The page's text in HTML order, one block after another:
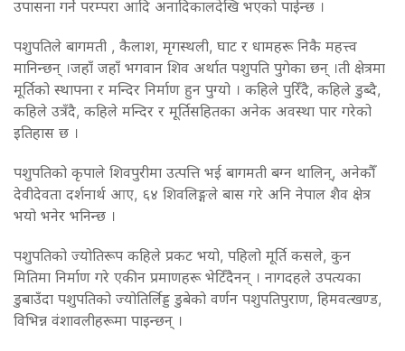
उपासना गर्ने परम्परा आदि अनादिकालदेखि भएको पाईन्छ ।
पशुपतिले बागमती , कैलाश, मृगस्थली, घाट र धामहरू निकै महत्त्व
मानिन्छन् ।जहाँ जहाँ भगवान शिव अर्थात पशुपति पुगेका छन् ।ती क्षेत्रमा
मूर्तिको स्थापना र मन्दिर निर्माण हुन पुग्यो । कहिले पुरिँदै, कहिले डुब्दै,
कहिले उत्रँदै, कहिले मन्दिर र मूर्तिसहितका अनेक अवस्था पार गरेको
इतिहास छ ।
पशुपतिको कृपाले शिवपुरीमा उत्पत्ति भई बागमती बग्न थालिन्, अनेकौँ
देवीदेवता दर्शनार्थ आए, ६४ शिवलिङ्गले बास गरे अनि नेपाल शैव क्षेत्र
भयो भनेर भनिन्छ ।
पशुपतिको ज्योतिरूप कहिले प्रकट भयो, पहिलो मूर्ति कसले, कुन
मितिमा निर्माण गरे एकीन प्रमाणहरू भेटिँदैनन् । नागदहले उपत्यका
डुबाउँदा पशुपतिको ज्योतिर्लिड्ड डुबेको वर्णन पशुपतिपुराण, हिमवत्खण्ड,
विभिन्न वंशावलीहरूमा पाइन्छन् ।